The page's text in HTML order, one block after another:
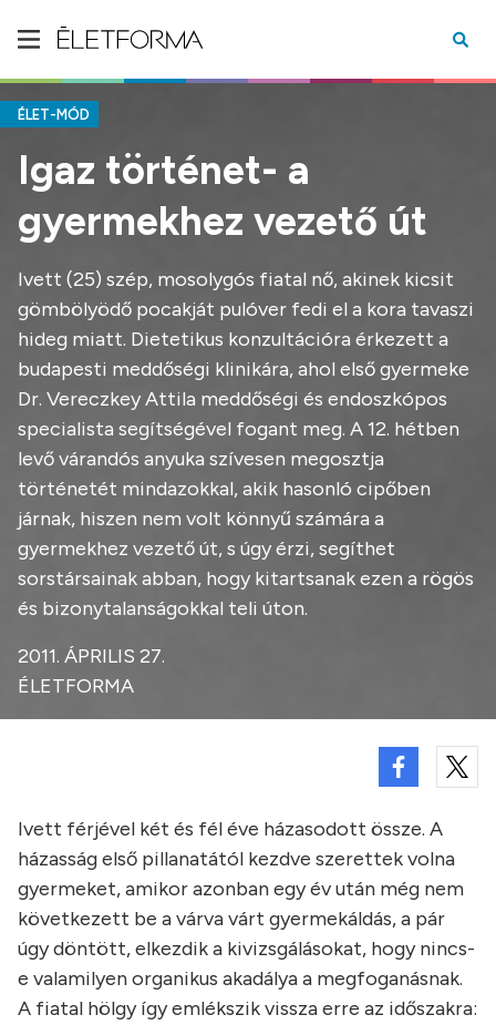
ÉLET-MÓD
Igaz történet- a
gyermekhez vezető út
Ivett (25) szép, mosolygós fiatal nő, akinek kicsit
gömbölyödő pocakját pulóver fedi el a kora tavaszi
hideg miatt. Dietetikus konzultációra érkezett a
budapesti meddőségi klinikára, ahol első gyermeke
Dr. Vereczkey Attila meddőségi és endoszkópos
specialista segítségével fogant meg. A 12. hétben
levő várandós anyuka szívesen megosztja
történetét mindazokkal, akik hasonló cipőben
járnak, hiszen nem volt könnyű számára a
gyermekhez vezető út, s úgy érzi, segíthet
sorstársainak abban, hogy kitartsanak ezen a rögös
és bizonytalanságokkal teli úton.
2011. ÁPRILIS 27.
ÉLETFORMA
Ivett férjével két és fél éve házasodott össze. A
házasság első pillanatától kezdve szerettek volna
gyermeket, amikor azonban egy év után még nem
következett be a várva várt gyermekáldás, a pár
úgy döntött, elkezdik a kivizsgálásokat, hogy nincs-
e valamilyen organikus akadálya a megfoganásnak.
A fiatal hölgy így emlékszik vissza erre az időszakra: